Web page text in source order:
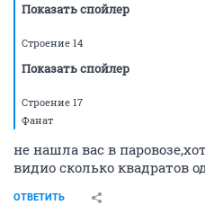
Показать спойлер
Строение 14
Показать спойлер
Строение 17
Фaнат
не нашла вас в
видио сколько квадратов
ОТВЕТИТЬ